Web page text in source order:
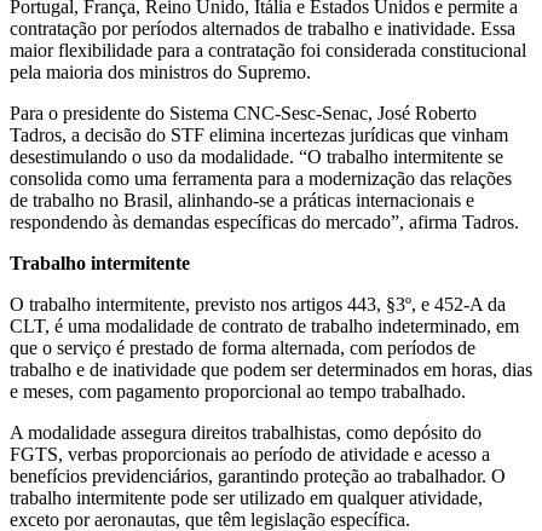
Portugal, França, Reino Unido, Itália e Estados Unidos e permite a
contratação por períodos alternados de trabalho e inatividade. Essa
maior flexibilidade para a contratação foi considerada constitucional
pela maioria dos ministros do Supremo.
Para o presidente do Sistema CNC-Sesc-Senac, José Roberto
Tadros, a decisão do STF elimina incertezas jurídicas que vinham
desestimulando o uso da modalidade. “O trabalho intermitente se
consolida como uma ferramenta para a modernização das relações
de trabalho no Brasil, alinhando-se a práticas internacionais e
respondendo às demandas específicas do mercado”, afirma Tadros.
Trabalho intermitente
O trabalho intermitente, previsto nos artigos 443, §3º, e 452-A da
CLT, é uma modalidade de contrato de trabalho indeterminado, em
que o serviço é prestado de forma alternada, com períodos de
trabalho e de inatividade que podem ser determinados em horas, dias
e meses, com pagamento proporcional ao tempo trabalhado.
A modalidade assegura direitos trabalhistas, como depósito do
FGTS, verbas proporcionais ao período de atividade e acesso a
benefícios previdenciários, garantindo proteção ao trabalhador. O
trabalho intermitente pode ser utilizado em qualquer atividade,
exceto por aeronautas, que têm legislação específica.